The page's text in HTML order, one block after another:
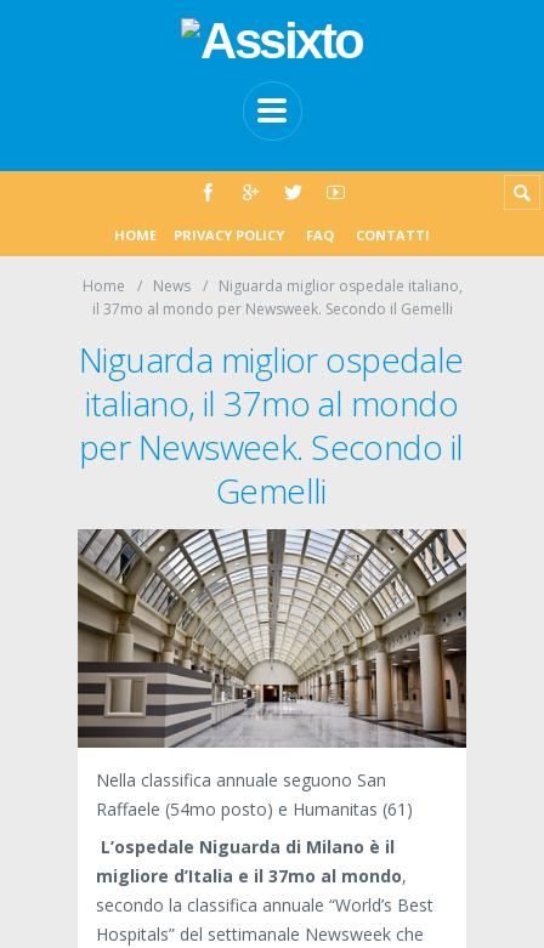
HOME PRIVACY POLICY FAQ CONTATTI
Home News
Niguarda miglior ospedale italiano,
il 37mo al mondo per Newsweek. Secondo il Gemelli
Niguarda miglior ospedale
italiano, il 37mo al mondo
per Newsweek. Secondo il
Gemelli
Nella classifica annuale seguono San
Raffaele (54mo posto) e Humanitas (61)
L’ospedale Niguarda di Milano è il
migliore d’Italia e il 37mo al mondo,
secondo la classifica annuale “World’s Best
Hospitals” del settimanale Newsweek che